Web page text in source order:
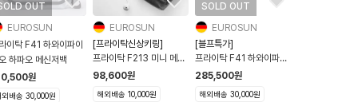
OUT
EUROSUN
이탁 F41 하와이파이
하파오 메신저백
원
외배송 30,000원
EUROSUN
[프라이탁신상키링]
프라이탁 F213 미니 메신
저 키링 모음
98,600원
해외배송 10,000원
SOLD OUT
EUROSUN
[블프특가]
프라이탁 F41 하와이파이
브오 하파오 메신저백 올화
이트
285,500원
해외배송 30,000원